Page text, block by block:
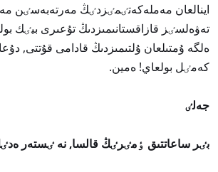
اينالعان مەملەكەتٸمٸزدٸڭ مەرتەبەسٸن
تەۋەلسٸز قازاقستانىمىزدىڭ تۇعىرى بيٸك
ەلگە ۇمتىلعان ۇلتىمىزدىڭ قادامى قۇتتى,
كەمٸل بولعاي! ەمين.
جەلٸ
بٸر ساعاتتىق ٶمٸرٸڭ قالسا, نە ٸستەر